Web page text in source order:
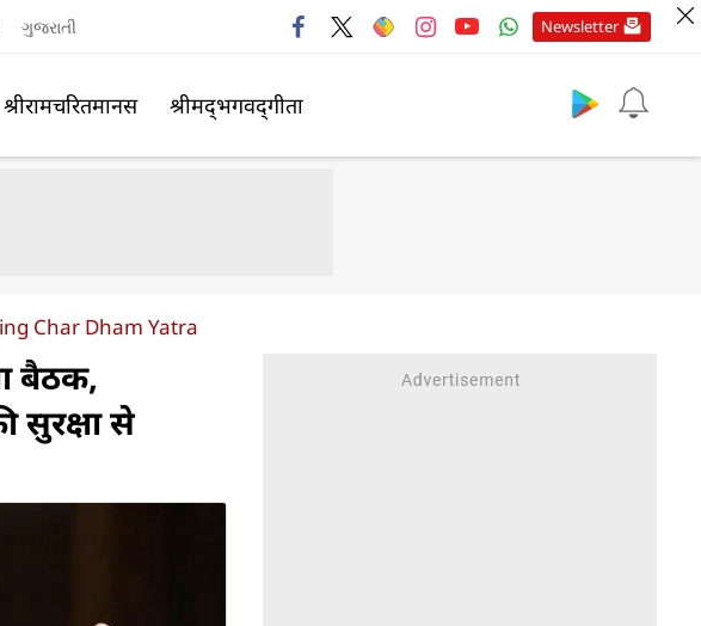
ગુજરાતી Newsletter
श्रीरामचरितमानस श्रीमद्‍भगवद्‍गीता
Char Dham Yatra
बैठक,
सुरक्षा से